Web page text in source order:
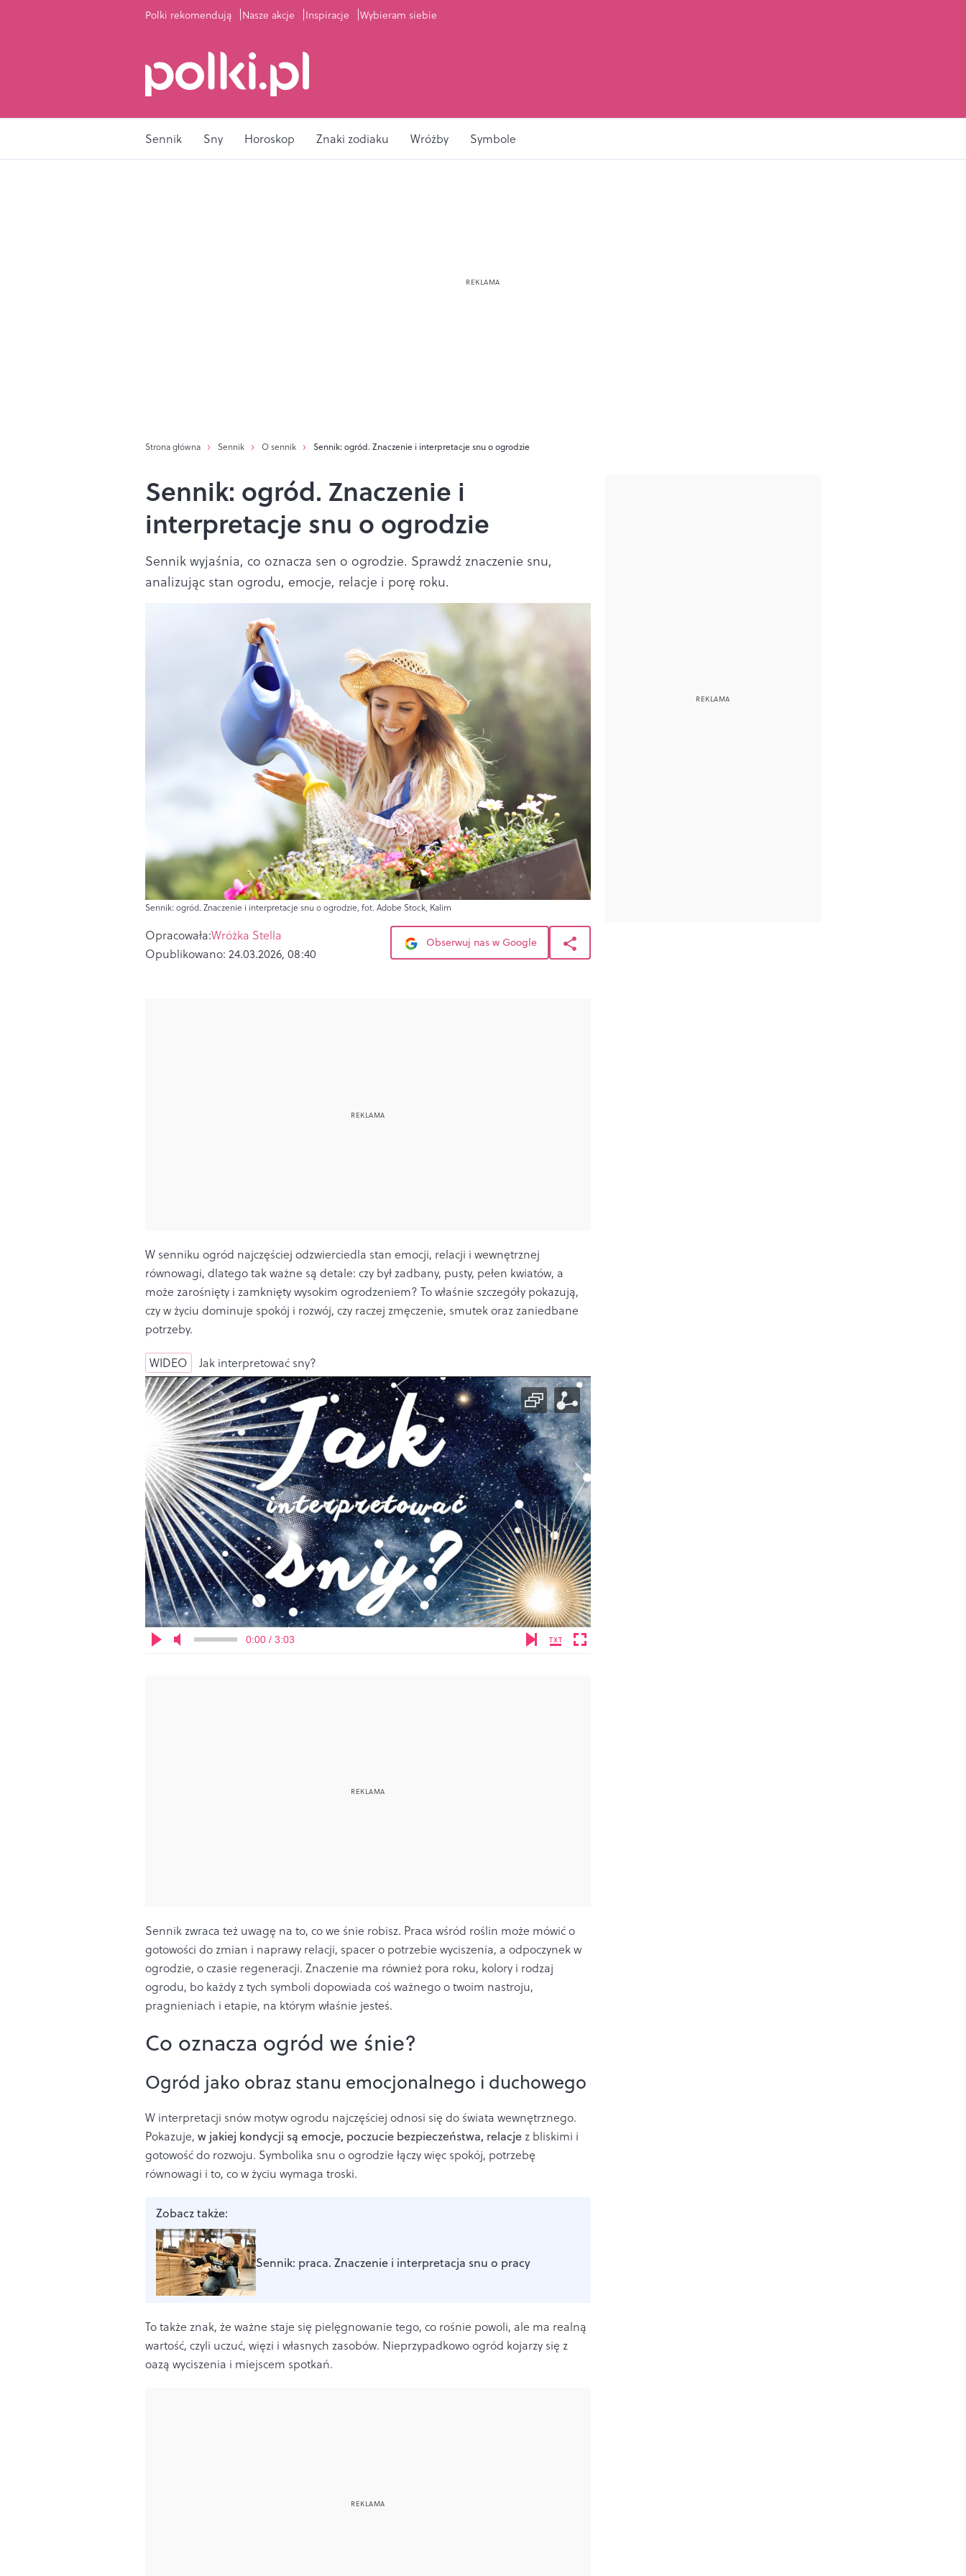
Polki rekomendują Nasze akcje Inspiracje Wybieram siebie
Sennik Sny Horoskop Znaki zodiaku Wróżby Symbole
Strona główna Sennik O sennik Sennik: ogród. Znaczenie i interpretacje snu o ogrodzie
Sennik: ogród. Znaczenie i
interpretacje snu o ogrodzie
Sennik wyjaśnia, co oznacza sen o ogrodzie. Sprawdź znaczenie snu,
analizując stan ogrodu, emocje, relacje i porę roku.
Sennik: ogród. Znaczenie i interpretacje snu o ogrodzie, fot. Adobe Stock, Kalim
Opracowała:Wróżka Stella
Opublikowano: 24.03.2026, 08:40
Obserwuj nas w Google
W senniku ogród najczęściej odzwierciedla stan emocji, relacji i wewnętrznej
równowagi, dlatego tak ważne są detale: czy był zadbany, pusty, pełen kwiatów, a
może zarośnięty i zamknięty wysokim ogrodzeniem? To właśnie szczegóły pokazują,
czy w życiu dominuje spokój i rozwój, czy raczej zmęczenie, smutek oraz zaniedbane
potrzeby.
WIDEO Jak interpretować sny?
0:00 / 3:03
Sennik zwraca też uwagę na to, co we śnie robisz. Praca wśród roślin może mówić o
gotowości do zmian i naprawy relacji, spacer o potrzebie wyciszenia, a odpoczynek w
ogrodzie, o czasie regeneracji. Znaczenie ma również pora roku, kolory i rodzaj
ogrodu, bo każdy z tych symboli dopowiada coś ważnego o twoim nastroju,
pragnieniach i etapie, na którym właśnie jesteś.
Co oznacza ogród we śnie?
Ogród jako obraz stanu emocjonalnego i duchowego
W interpretacji snów motyw ogrodu najczęściej odnosi się do świata wewnętrznego.
Pokazuje, w jakiej kondycji są emocje, poczucie bezpieczeństwa, relacjez bliskimi i
gotowość do rozwoju. Symbolika snu o ogrodzie łączy więc spokój, potrzebę
równowagi i to, co w życiu wymaga troski.
Zobacz także:
Sennik: praca. Znaczenie i interpretacja snu o pracy
To także znak, że ważne staje się pielęgnowanie tego, co rośnie powoli, ale ma realną
wartość, czyli uczuć, więzi i własnych zasobów. Nieprzypadkowo ogród kojarzy się z
oazą wyciszenia i miejscem spotkań.